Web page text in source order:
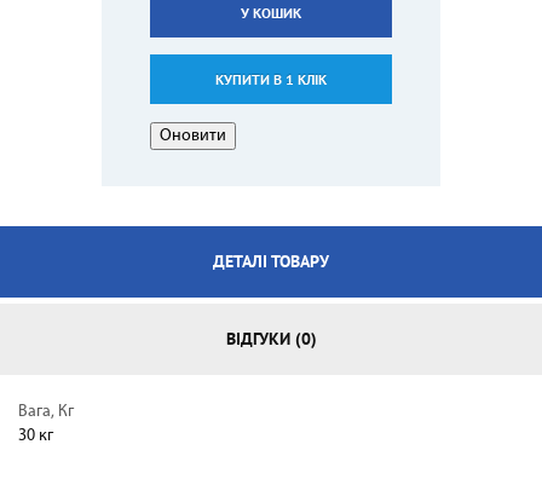
У КОШИК
КУПИТИ В 1 КЛІК
ДЕТАЛІ ТОВАРУ
ВІДГУКИ (0)
Вага, Кг
30 кг